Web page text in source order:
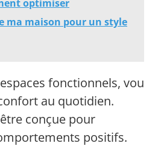
optimiser
ma maison pour un style
fonctionnels, vous
au quotidien.
conçue pour
positifs.